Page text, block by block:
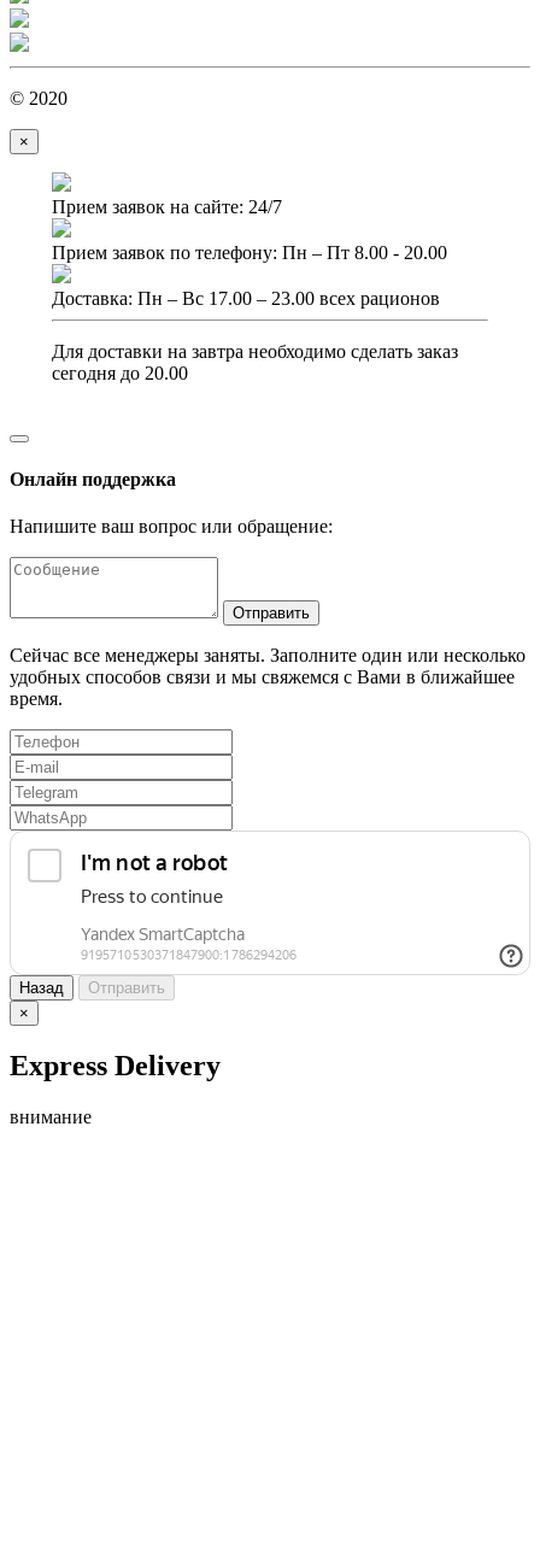
© 2020
×
Прием заявок на сайте: 24/7
Прием заявок по телефону: Пн – Пт 8.00 - 20.00
Доставка: Пн – Вс 17.00 – 23.00 всех рационов
Для доставки на завтра необходимо сделать заказ
сегодня до 20.00
Онлайн поддержка
Напишите ваш вопрос или обращение:
Отправить
Сейчас все менеджеры заняты. Заполните один или несколько
удобных способов связи и мы свяжемся с Вами в ближайшее
время.
Назад
Отправить
×
Express Delivery
внимание